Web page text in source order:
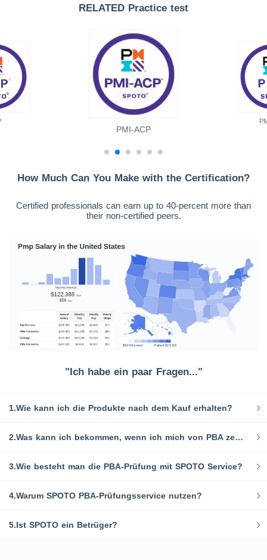
RELATED Practice test
PMI-ACP
How Much Can You Make with the Certification?
Certified professionals can earn up to 40-percent more than
their non-certified peers.
"Ich habe ein paar Fragen..."
1.Wie kann ich die Produkte nach dem Kauf erhalten?
2.Was kann ich bekommen, wenn ich mich von PBA zertifizieren lasse?
3.Wie besteht man die PBA-Prüfung mit SPOTO Service?
4.Warum SPOTO PBA-Prüfungsservice nutzen?
5.Ist SPOTO ein Betrüger?